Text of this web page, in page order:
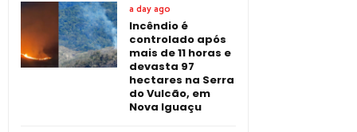
a day ago
Incêndio é
controlado após
mais de 11 horas e
devasta 97
hectares na Serra
do Vulcão, em
Nova Iguaçu